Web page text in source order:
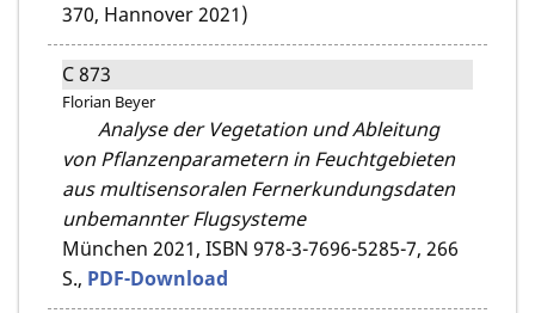
370, Hannover 2021)
C 873
Florian Beyer
Analyse der Vegetation und Ableitung
von Pflanzenparametern in Feuchtgebieten
aus multisensoralen Fernerkundungsdaten
unbemannter Flugsysteme
München 2021, ISBN 978-3-7696-5285-7, 266
S., PDF-Download